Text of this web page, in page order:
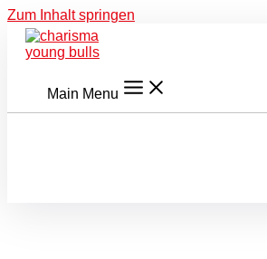
Zum Inhalt springen
Main Menu